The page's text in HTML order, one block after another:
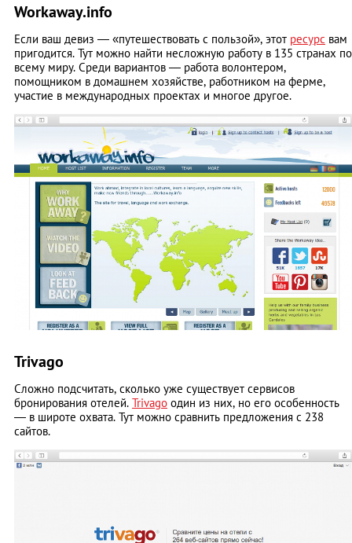
Workaway.info
Если ваш девиз — «путешествовать с пользой», этот ресурс вам
пригодится. Тут можно найти несложную работу в 135 странах по
всему миру. Среди вариантов — работа волонтером,
помощником в домашнем хозяйстве, работником на ферме,
участие в международных проектах и многое другое.
Trivago
Сложно подсчитать, сколько уже существует сервисов
бронирования отелей. Trivago один из них, но его особенность
— в широте охвата. Тут можно сравнить предложения с 238
сайтов.